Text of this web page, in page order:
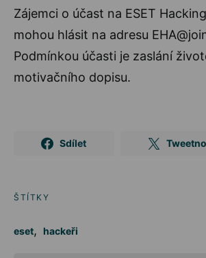
Zájemci o účast na ESET
mohou hlásit na adresu
Podmínkou účasti je zaslání
motivačního dopisu.
Sdílet
ŠTÍTKY
eset, hackeři